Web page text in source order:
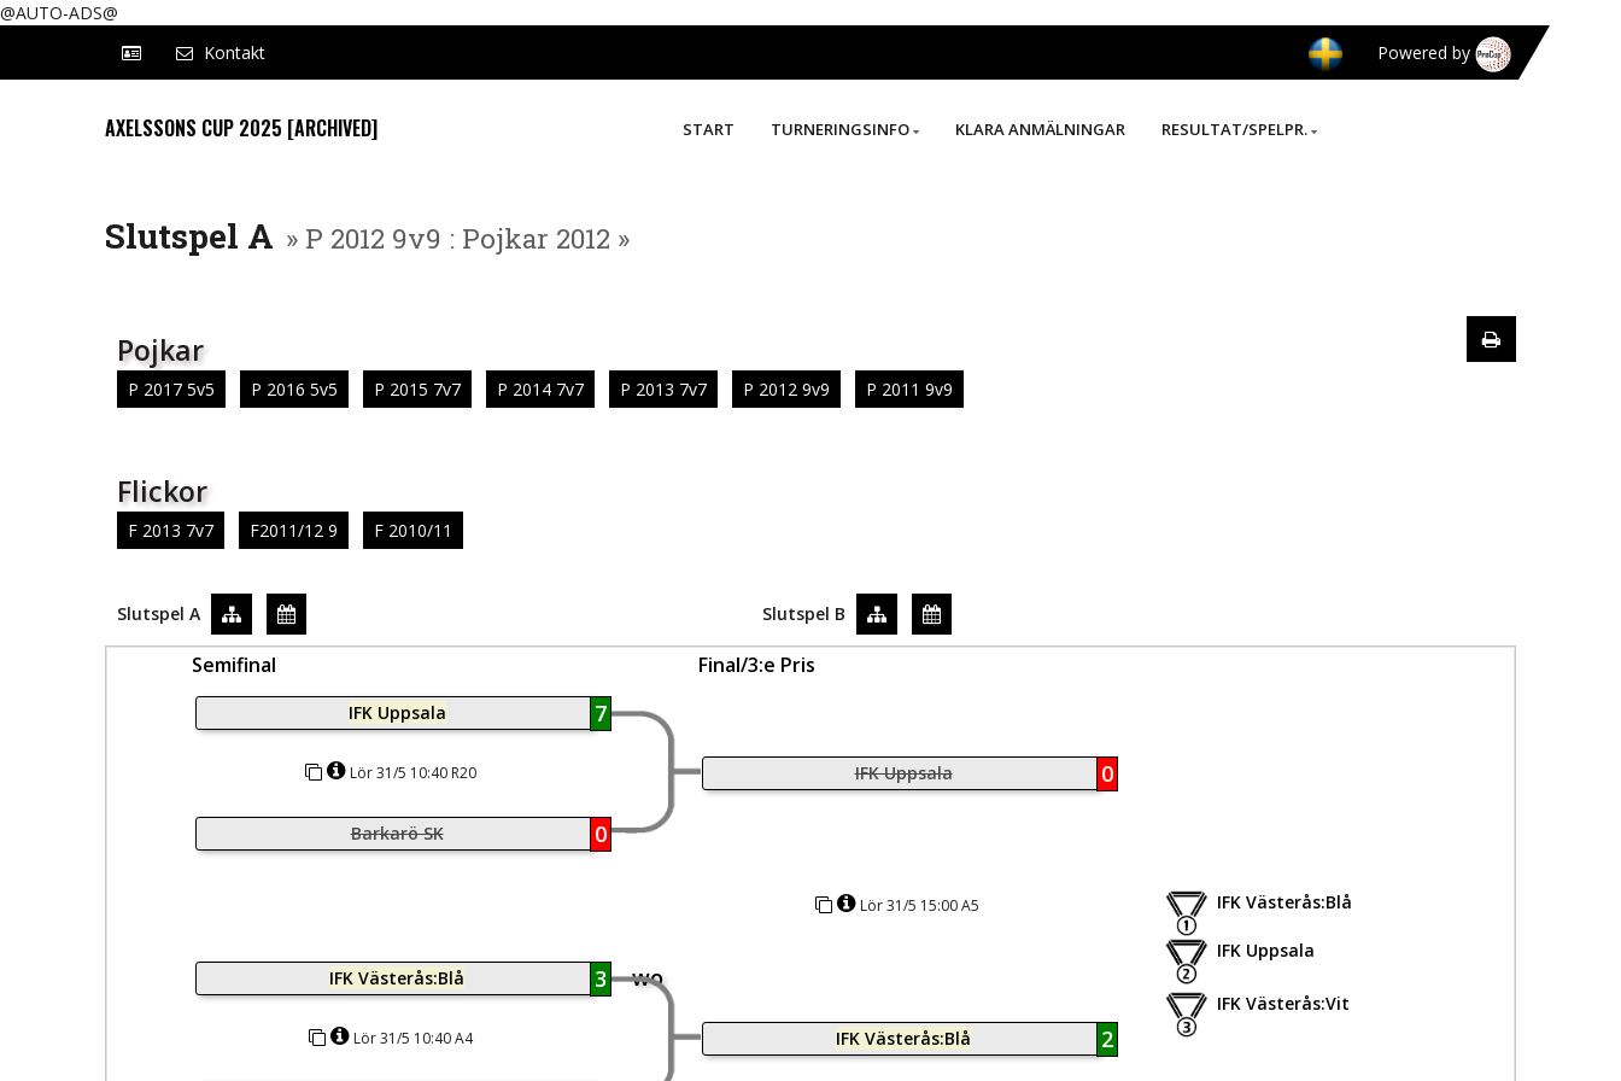
@AUTO-ADS@
Kontakt
Powered by
AXELSSONS CUP 2025 [ARCHIVED] START TURNERINGSINFO KLARA ANMÄLNINGAR RESULTAT/SPELPR.
Slutspel A » P 2012 9v9 : Pojkar 2012 »
Pojkar
P 2017 5v5 P 2016 5v5 P 2015 7v7 P 2014 7v7 P 2013 7v7 P 2012 9v9 P 2011 9v9
Flickor
F 2013 7v7 F2011/12 9 F 2010/11
Slutspel A Slutspel B
Semifinal Final/3:e Pris
IFK Uppsala 7
Lör 31/5 10:40 R20
Barkarö SK 0
IFK Västerås:Blå 3 wo
Lör 31/5 10:40 A4
IFK Uppsala 0
Lör 31/5 15:00 A5
IFK Västerås:Blå 2
IFK Västerås:Blå
IFK Uppsala
IFK Västerås:Vit